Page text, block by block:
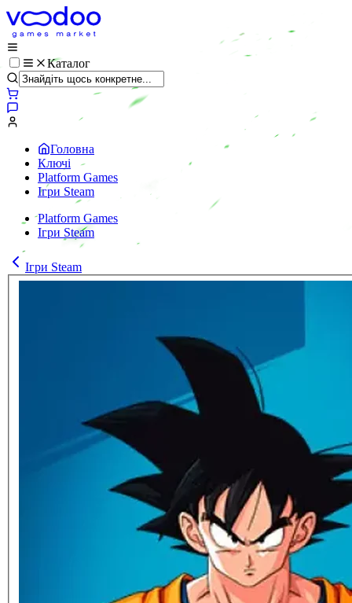
Каталог
Головна
Ключі
Platform Games
Ігри Steam
Platform Games
Ігри Steam
Ігри Steam